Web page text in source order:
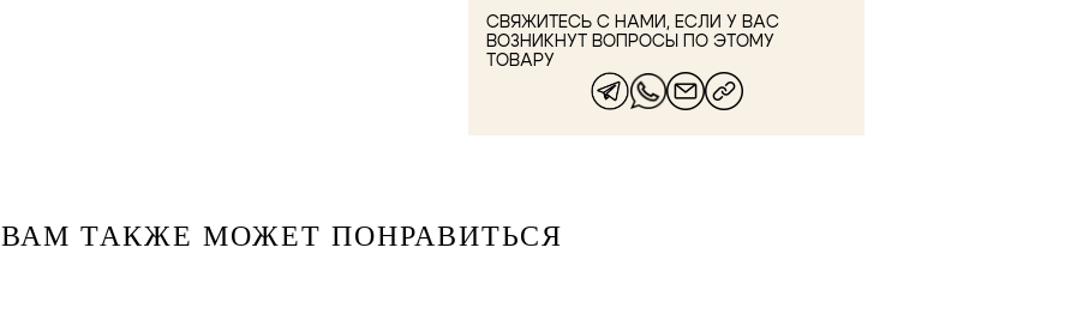
СВЯЖИТЕСЬ С НАМИ, ЕСЛИ У ВАС
ВОЗНИКНУТ ВОПРОСЫ ПО ЭТОМУ
ТОВАРУ
ВАМ ТАКЖЕ МОЖЕТ ПОНРАВИТЬСЯ